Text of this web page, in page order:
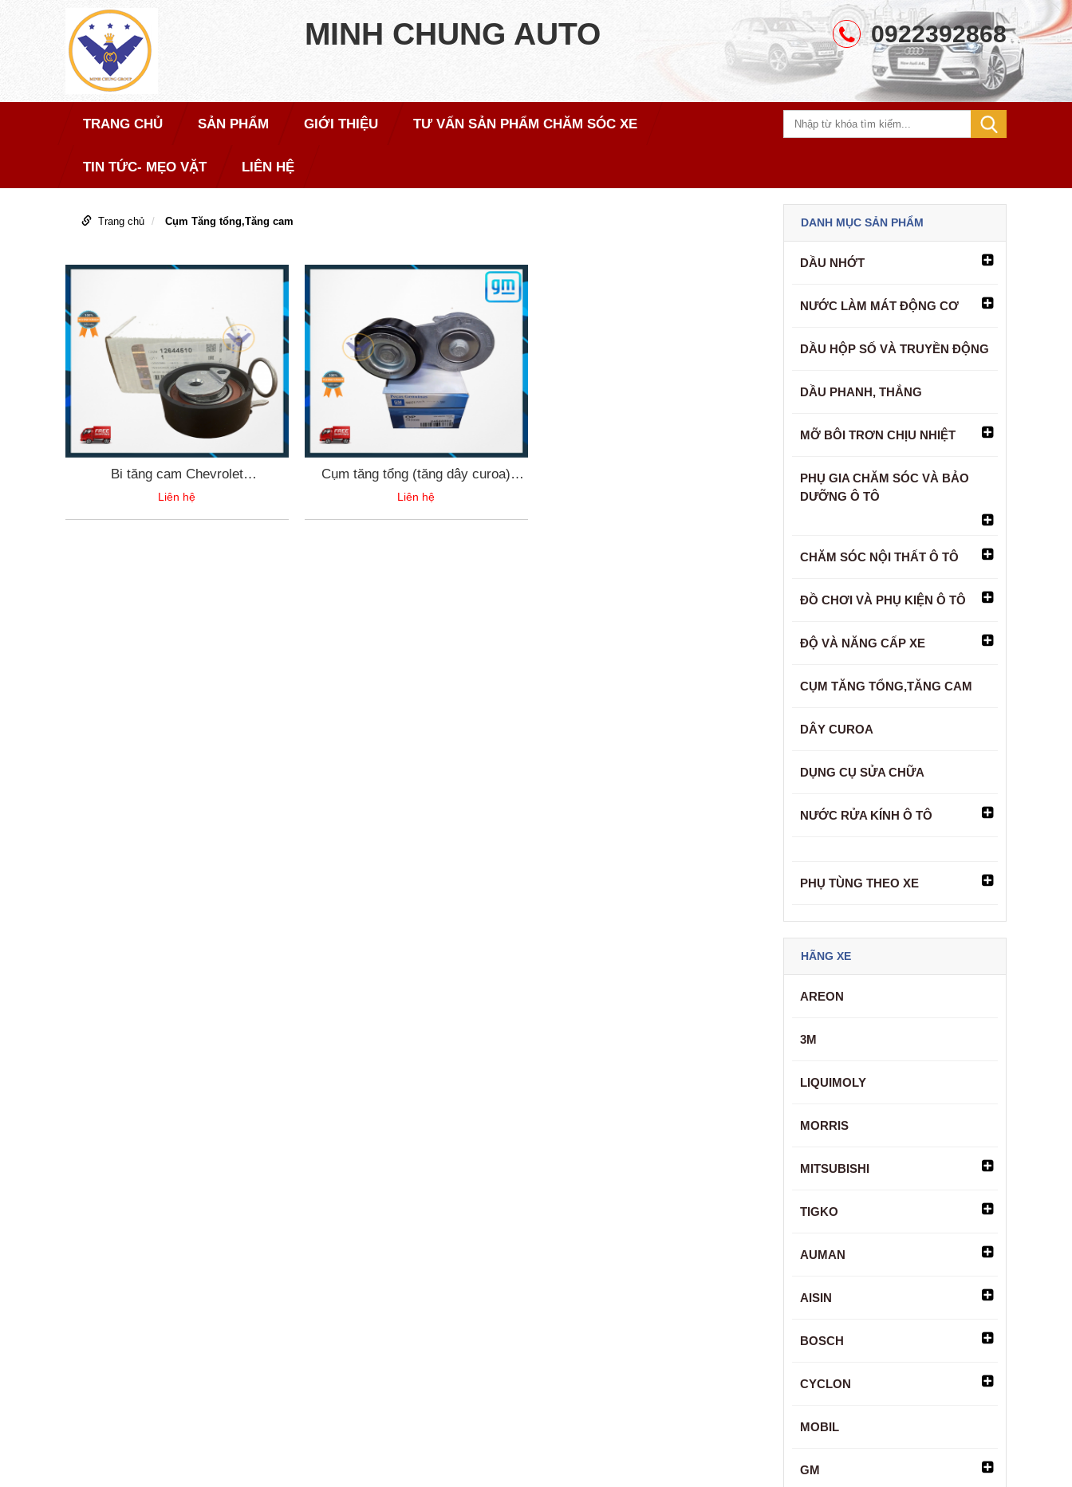
MINH CHUNG AUTO 0922392868
TRANG CHỦ SẢN PHẨM GIỚI THIỆU TƯ VẤN SẢN PHẨM CHĂM SÓC XE
TIN TỨC- MẸO VẶT LIÊN HỆ
Trang chủ Cụm Tăng tổng,Tăng cam
Bi tăng cam Chevrolet
Colorado/Traiblazer chính hãng GM
Liên hệ
Cụm tăng tổng (tăng dây curoa)
Chevrolet Colorado/Traiblazer chính
Liên hệ
DANH MỤC SẢN PHẨM
DẦU NHỚT
NƯỚC LÀM MÁT ĐỘNG CƠ
DẦU HỘP SỐ VÀ TRUYỀN ĐỘNG
DẦU PHANH, THẮNG
MỠ BÔI TRƠN CHỊU NHIỆT
PHỤ GIA CHĂM SÓC VÀ BẢO
DƯỠNG Ô TÔ
CHĂM SÓC NỘI THẤT Ô TÔ
ĐỒ CHƠI VÀ PHỤ KIỆN Ô TÔ
ĐỘ VÀ NĂNG CẤP XE
CỤM TĂNG TỔNG,TĂNG CAM
DÂY CUROA
DỤNG CỤ SỬA CHỮA
NƯỚC RỬA KÍNH Ô TÔ
PHỤ TÙNG THEO XE
HÃNG XE
AREON
3M
LIQUIMOLY
MORRIS
MITSUBISHI
TIGKO
AUMAN
AISIN
BOSCH
CYCLON
MOBIL
GM